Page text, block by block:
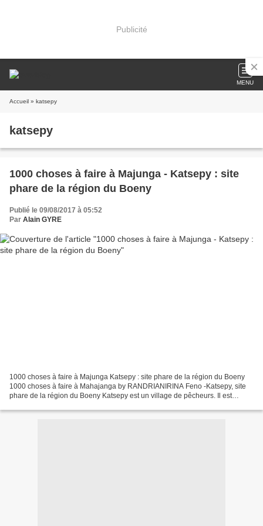
Publicité
MENU
Accueil » katsepy
katsepy
1000 choses à faire à Majunga - Katsepy : site
phare de la région du Boeny
Publié le 09/08/2017 à 05:52
Par Alain GYRE
1000 choses à faire à Majunga Katsepy : site phare de la région du Boeny
1000 choses à faire à Mahajanga by RANDRIANIRINA Feno -Katsepy, site
phare de la région du Boeny Katsepy est un village de pêcheurs. Il est